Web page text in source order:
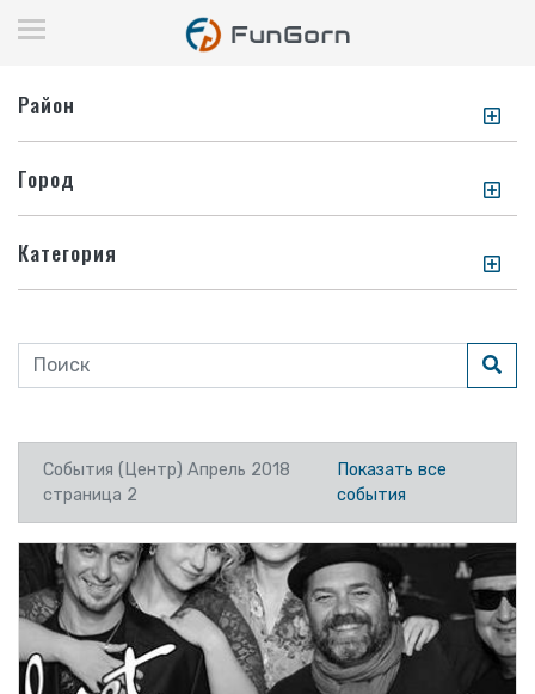
Район
Город
Категория
События (Центр) Апрель 2018
страница 2
Показать все
события